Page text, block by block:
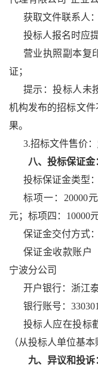
获取文件联系人
投标人报名时应
营业执照副本复
证；
提示：投标人 未
机构发布的招标文
果。
3.招标文件售价：
八、投标保证金
投标保证金类型
标项一：20000
元；标项四：10000
保证金交付方式
保证金收款账户
宁波分公司
开户银行： 浙江
银行账号：
投标人应在投标
（从投标人单位基
九、异议和投诉